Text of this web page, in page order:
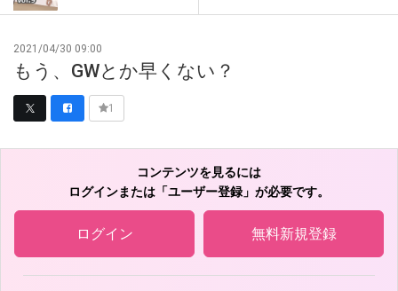
2021/04/30 09:00
もう、GWとか早くない？
1
コンテンツを見るには
ログインまたは「ユーザー登録」が必要です。
ログイン 無料新規登録